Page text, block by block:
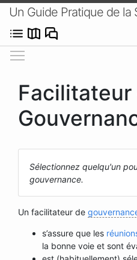
Un Guide Pratique de la
Facilitateur
Sélectionnez quelqu'un
gouvernance.
Un facilitateur de
s’assure que les
la bonne voie et sont